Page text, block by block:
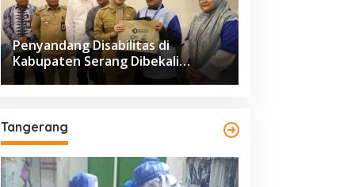
Penyandang Disabilitas di
Kabupaten Serang Dibekali
Pelatihan Pengolahan Hasil
Tangerang